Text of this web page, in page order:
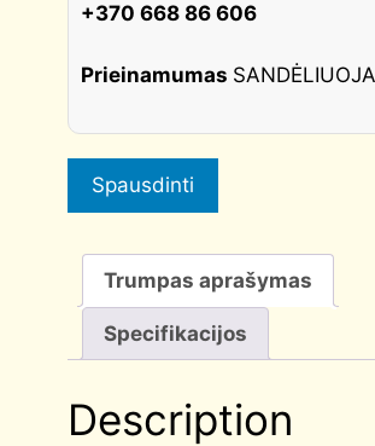
W,
MORELLI
+370 668 86 606
Prieinamumas
Spausdinti
Trumpas aprašymas
Specifikacijos
Description